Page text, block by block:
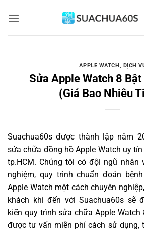
qua
APPLE WATCH, DỊCH
Sửa Apple Watch 8
(Giá Bao Nhiêu
Suachua60s được thành lập năm
sửa chữa đồng hồ Apple Watch uy
tp.HCM. Chúng tôi có đội ngũ nhân
nghiệm, quy trình chuẩn đoán
Apple Watch một cách chuyên
khách khi đến với Suachua60s sẽ
kiến quy trình sửa chữa Apple
được tư vấn miễn phí cách sử dụng,